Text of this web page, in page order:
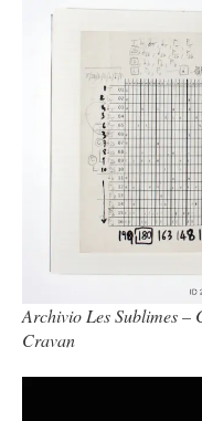
Archivio Les Sublimes –
Cravan